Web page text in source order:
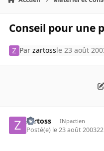
Conseil pour une
Parzartossle 23 août
zartoss INpactien
Posté(e) le 23 août 2003